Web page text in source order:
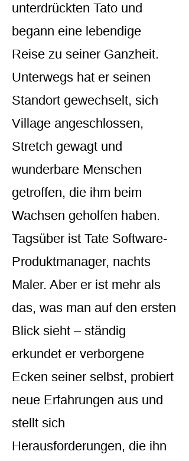
unterdrückten Tato und
begann eine lebendige
Reise zu seiner Ganzheit.
Unterwegs hat er seinen
Standort gewechselt, sich
Village angeschlossen,
Stretch gewagt und
wunderbare Menschen
getroffen, die ihm beim
Wachsen geholfen haben.
Tagsüber ist Tate Software-
Produktmanager, nachts
Maler. Aber er ist mehr als
das, was man auf den ersten
Blick sieht – ständig
erkundet er verborgene
Ecken seiner selbst, probiert
neue Erfahrungen aus und
stellt sich
Herausforderungen, die ihn